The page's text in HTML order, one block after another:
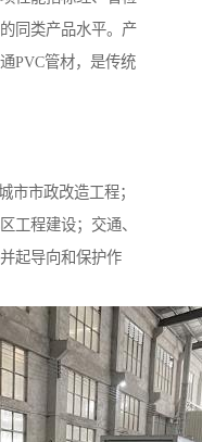
同类产品水平。产
PVC管材，是传统
市市政改造工程；
工程建设；交通、
起导向和保护作